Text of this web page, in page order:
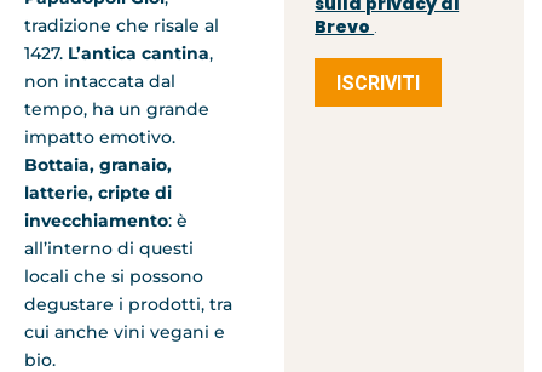
tradizione che risale al
1427. L’antica cantina,
non intaccata dal
tempo, ha un grande
impatto emotivo.
Bottaia, granaio,
latterie, cripte di
invecchiamento: è
all’interno di questi
locali che si possono
degustare i prodotti, tra
cui anche vini vegani e
bio.
Brevo .
ISCRIVITI